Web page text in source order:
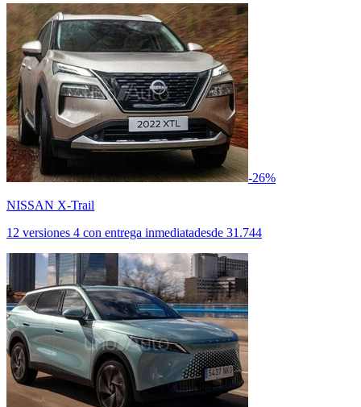
-26%
NISSAN X-Trail
12 versiones 4 con entrega inmediatadesde 31.744